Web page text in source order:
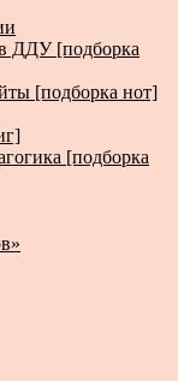
ДДУ [подборка
[подборка нот]
[подборка